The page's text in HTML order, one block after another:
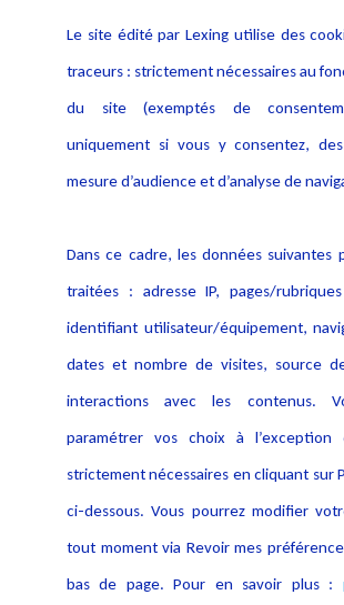
Alerte professionnelle
Déclaration d'accessibilité
Notice Légale
Politique de protection des
données
Le site édité par Lexing utilise des
traceurs : strictement nécessaires au
du site (exemptés de
uniquement si vous y consentez,
mesure d’audience et d’analyse de
Dans ce cadre, les données suivantes
traitées : adresse IP, pages/
identifiant utilisateur/équipement,
dates et nombre de visites, source
interactions avec les contenus.
paramétrer vos choix à l’exception
strictement nécessaires en cliquant sur
ci-dessous. Vous pourrez modifier
tout moment via Revoir mes
bas de page. Pour en savoir plus :